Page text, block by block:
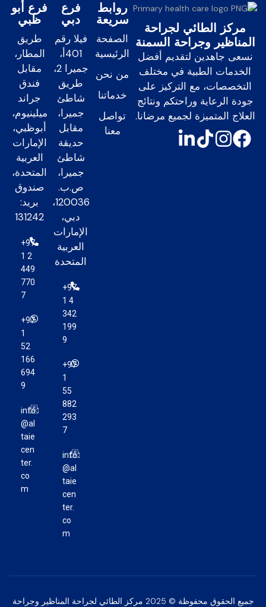
مركز الطائي لجراحة
المناظير وجراحة السمنة
نسعى جاهدين لتقديم أفضل
الخدمات الطبية في مختلف
التخصصات، مع التركيز على
جودة الرعاية وراحتكم ونتائج
العلاج المتميزة لجميع مرضانا.
روابط
سريعة
الصفحة
الرئيسية
من نحن
خدماتنا
تواصل
معنا
فرع
دبي
فيلا رقم
401أ،
جميرا 2،
طريق
شاطئ
جميرا،
مقابل
حديقة
شاطئ
جميرا،
ص.ب.
120036،
دبي،
الإمارات
العربية
المتحدة
+97
1 4
342
199
9
+97
1
55
882
293
7
info
@al
taie
cen
ter.
co
m
فرع أبو
ظبي
طريق
المطار،
مقابل
فندق
جراند
ميلينيوم،
أبوظبي،
الإمارات
العربية
المتحدة،
صندوق
بريد:
131242
+97
1 2
449
770
7
+97
1
52
166
694
9
info
@al
taie
cen
ter.
co
m
جميع الحقوق محفوظة © 2025 مركز الطائي لجراحة المناظير وجراحة